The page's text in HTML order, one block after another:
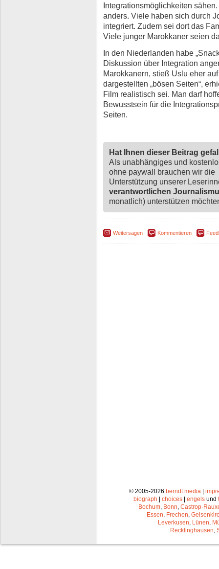
Integrationsmöglichkeiten
anders. Viele haben sich durch
integriert. Zudem sei dort das
Viele junger Marokkaner seien
In den Niederlanden habe
Diskussion über Integration
Marokkanern, stieß Uslu eher
dargestellten „bösen Seiten“,
Film realistisch sei. Man darf
Bewusstsein für die
Seiten.
Hat Ihnen dieser Beitrag
Als unabhängiges und
ohne paywall brauchen wir die
Unterstützung unserer
verantwortlichen
monatlich) unterstützen
Weitersagen Kommentieren
© 2005-2026 berndt media|
biograph
choices engels und
Bochum, Bonn, Castrop-
Essen, Frechen,
Leverkusen, Lünen,
Recklinghausen,